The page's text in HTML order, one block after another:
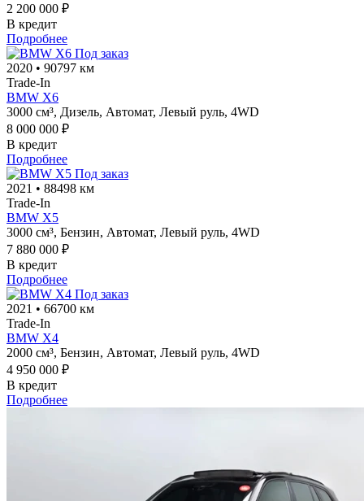
2 200 000 ₽
В кредит
Подробнее
Под заказ
2020 • 90797 км
Trade-In
BMW X6
3000 см³, Дизель, Автомат, Левый руль, 4WD
8 000 000 ₽
В кредит
Подробнее
Под заказ
2021 • 88498 км
Trade-In
BMW X5
3000 см³, Бензин, Автомат, Левый руль, 4WD
7 880 000 ₽
В кредит
Подробнее
Под заказ
2021 • 66700 км
Trade-In
BMW X4
2000 см³, Бензин, Автомат, Левый руль, 4WD
4 950 000 ₽
В кредит
Подробнее